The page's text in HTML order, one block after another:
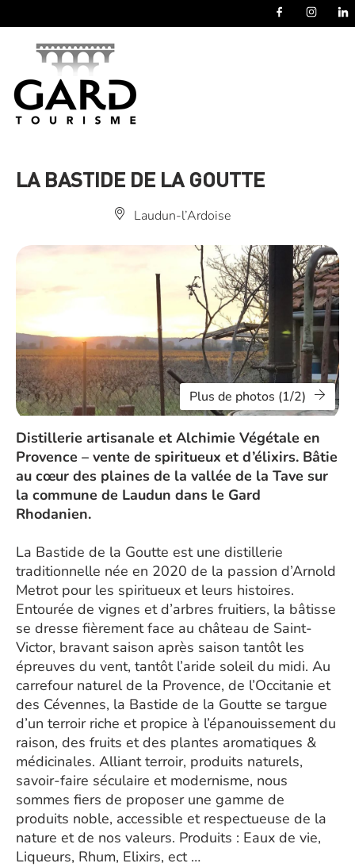
LA BASTIDE DE LA GOUTTE
Laudun-l’Ardoise
Plus de photos (1/2)
Distillerie artisanale et Alchimie Végétale en
Provence – vente de spiritueux et d’élixirs. Bâtie
au cœur des plaines de la vallée de la Tave sur
la commune de Laudun dans le Gard
Rhodanien.
La Bastide de la Goutte est une distillerie
traditionnelle née en 2020 de la passion d’Arnold
Metrot pour les spiritueux et leurs histoires.
Entourée de vignes et d’arbres fruitiers, la bâtisse
se dresse fièrement face au château de Saint-
Victor, bravant saison après saison tantôt les
épreuves du vent, tantôt l’aride soleil du midi. Au
carrefour naturel de la Provence, de l’Occitanie et
des Cévennes, la Bastide de la Goutte se targue
d’un terroir riche et propice à l’épanouissement du
raison, des fruits et des plantes aromatiques &
médicinales. Alliant terroir, produits naturels,
savoir-faire séculaire et modernisme, nous
sommes fiers de proposer une gamme de
produits noble, accessible et respectueuse de la
nature et de nos valeurs. Produits : Eaux de vie,
Liqueurs, Rhum, Elixirs, ect …